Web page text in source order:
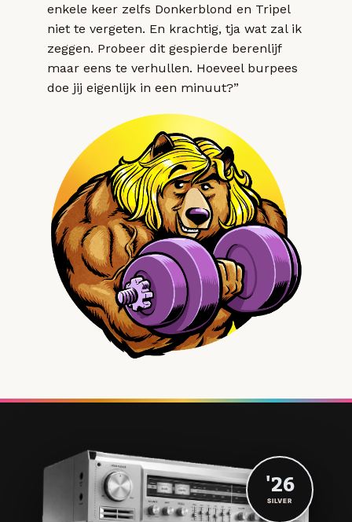
enkele keer zelfs Donkerblond en Tripel
niet te vergeten. En krachtig, tja wat zal ik
zeggen. Probeer dit gespierde berenlijf
maar eens te verhullen. Hoeveel burpees
doe jij eigenlijk in een minuut?”
'26
SILVER